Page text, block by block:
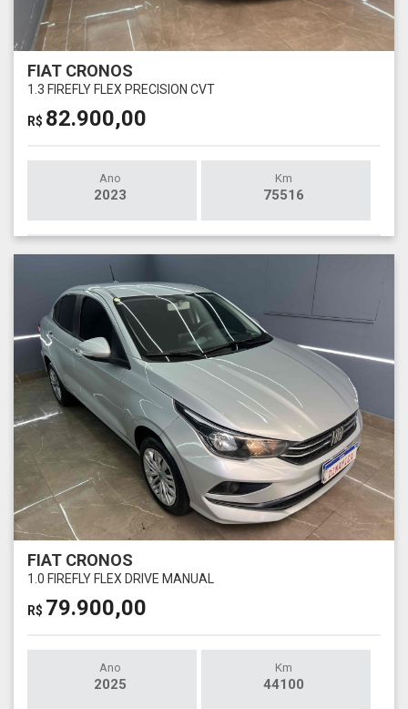
FIAT CRONOS
1.3 FIREFLY FLEX PRECISION CVT
R$ 82.900,00
Ano
2023
Km
75516
FIAT CRONOS
1.0 FIREFLY FLEX DRIVE MANUAL
R$ 79.900,00
Ano
2025
Km
44100